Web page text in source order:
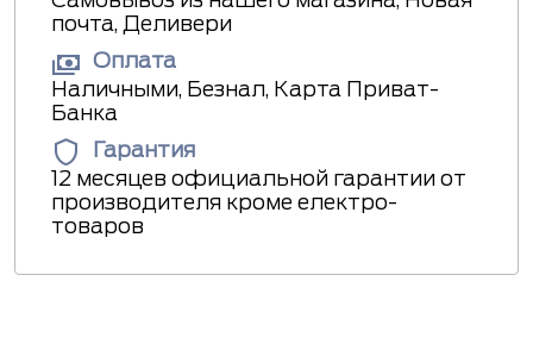
почта, Деливери
Оплата
Наличными, Безнал, Карта Приват-
Банка
Гарантия
12 месяцев официальной гарантии от
производителя кроме електро-
товаров